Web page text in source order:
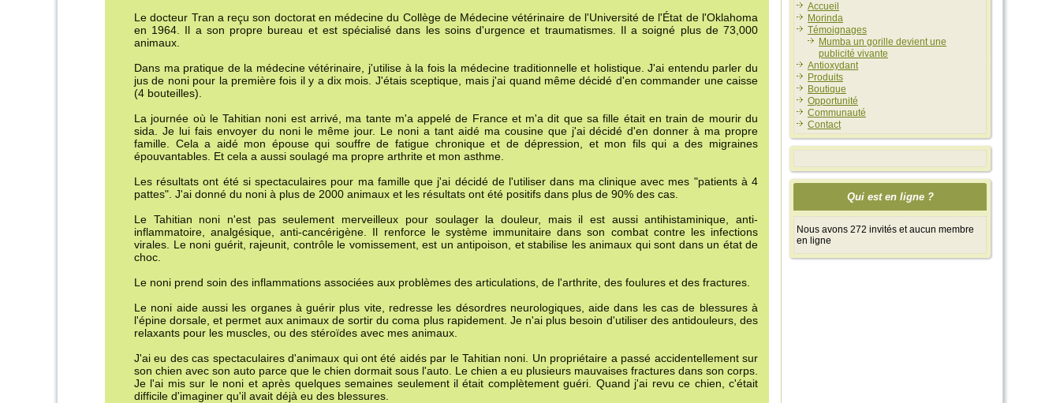
Le docteur Tran a reçu son doctorat en médecine du Collège de Médecine vétérinaire de l'Université de l'État de l'Oklahoma
en 1964. Il a son propre bureau et est spécialisé dans les soins d'urgence et traumatismes. Il a soigné plus de 73,000
animaux.
Dans ma pratique de la médecine vétérinaire, j'utilise à la fois la médecine traditionnelle et holistique. J'ai entendu parler du
jus de noni pour la première fois il y a dix mois. J'étais sceptique, mais j'ai quand même décidé d'en commander une caisse
(4 bouteilles).
La journée où le Tahitian noni est arrivé, ma tante m'a appelé de France et m'a dit que sa fille était en train de mourir du
sida. Je lui fais envoyer du noni le même jour. Le noni a tant aidé ma cousine que j'ai décidé d'en donner à ma propre
famille. Cela a aidé mon épouse qui souffre de fatigue chronique et de dépression, et mon fils qui a des migraines
épouvantables. Et cela a aussi soulagé ma propre arthrite et mon asthme.
Les résultats ont été si spectaculaires pour ma famille que j'ai décidé de l'utiliser dans ma clinique avec mes "patients à 4
pattes". J'ai donné du noni à plus de 2000 animaux et les résultats ont été positifs dans plus de 90% des cas.
Le Tahitian noni n'est pas seulement merveilleux pour soulager la douleur, mais il est aussi antihistaminique, anti-
inflammatoire, analgésique, anti-cancérigène. Il renforce le système immunitaire dans son combat contre les infections
virales. Le noni guérit, rajeunit, contrôle le vomissement, est un antipoison, et stabilise les animaux qui sont dans un état de
choc.
Le noni prend soin des inflammations associées aux problèmes des articulations, de l'arthrite, des foulures et des fractures.
Le noni aide aussi les organes à guérir plus vite, redresse les désordres neurologiques, aide dans les cas de blessures à
l'épine dorsale, et permet aux animaux de sortir du coma plus rapidement. Je n'ai plus besoin d'utiliser des antidouleurs, des
relaxants pour les muscles, ou des stéroïdes avec mes animaux.
J'ai eu des cas spectaculaires d'animaux qui ont été aidés par le Tahitian noni. Un propriétaire a passé accidentellement sur
son chien avec son auto parce que le chien dormait sous l'auto. Le chien a eu plusieurs mauvaises fractures dans son corps.
Je l'ai mis sur le noni et après quelques semaines seulement il était complètement guéri. Quand j'ai revu ce chien, c'était
difficile d'imaginer qu'il avait déjà eu des blessures.
Accueil
Morinda
Témoignages
Mumba un gorille devient une
publicité vivante
Antioxydant
Produits
Boutique
Opportunité
Communauté
Contact
Qui est en ligne ?
Nous avons 272 invités et aucun membre
en ligne